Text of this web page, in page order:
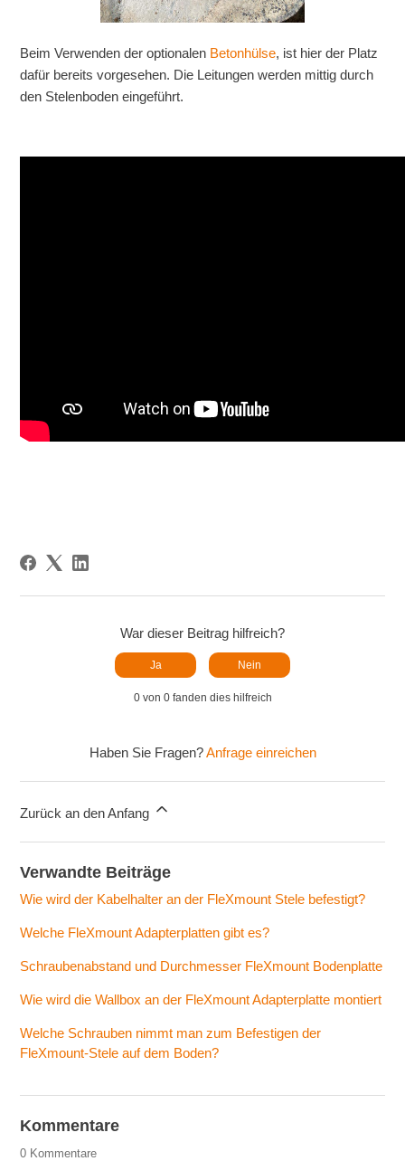
Beim Verwenden der optionalen Betonhülse, ist hier der Platz
dafür bereits vorgesehen. Die Leitungen werden mittig durch
den Stelenboden eingeführt.
War dieser Beitrag hilfreich?
Ja Nein
0 von 0 fanden dies hilfreich
Haben Sie Fragen?Anfrage einreichen
Zurück an den Anfang
Verwandte Beiträge
Wie wird der Kabelhalter an der FleXmount Stele befestigt?
Welche FleXmount Adapterplatten gibt es?
Schraubenabstand und Durchmesser FleXmount Bodenplatte
Wie wird die Wallbox an der FleXmount Adapterplatte montiert
Welche Schrauben nimmt man zum Befestigen der
FleXmount-Stele auf dem Boden?
Kommentare
0 Kommentare